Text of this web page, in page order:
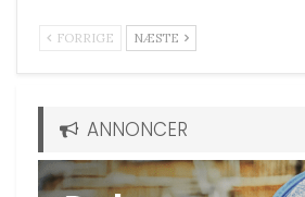
FORRIGE NÆSTE
ANNONCER